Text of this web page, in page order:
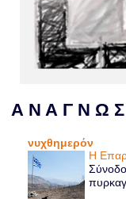
Α Ν Α Γ Ν Ω Σ
νυχθημερόν
Η